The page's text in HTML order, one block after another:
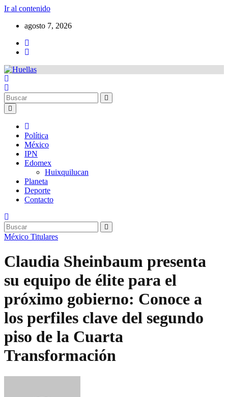
Ir al contenido
agosto 7, 2026
Política
México
IPN
Edomex
Huixquilucan
Planeta
Deporte
Contacto
México Titulares
Claudia Sheinbaum presenta
su equipo de élite para el
próximo gobierno: Conoce a
los perfiles clave del segundo
piso de la Cuarta
Transformación